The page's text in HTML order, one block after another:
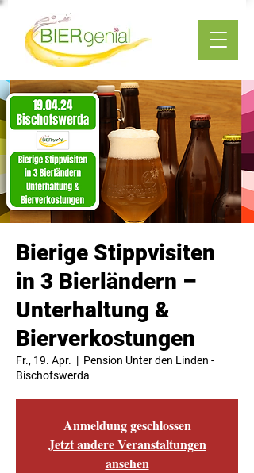
Bierige Stippvisiten
in 3 Bierländern –
Unterhaltung &
Bierverkostungen
Fr., 19. Apr.
  |
Pension Unter den Linden -
Bischofswerda
Anmeldung geschlossen
Jetzt andere Veranstaltungen
ansehen